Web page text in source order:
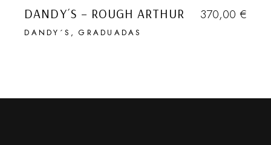
DANDY´S – ROUGH ARTHUR
DANDY´S GRADUADAS
370,00 €
Desactivar Pop-up